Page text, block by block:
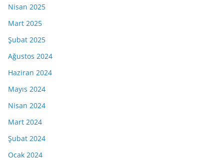
Nisan 2025
Mart 2025
Şubat 2025
Ağustos 2024
Haziran 2024
Mayıs 2024
Nisan 2024
Mart 2024
Şubat 2024
Ocak 2024